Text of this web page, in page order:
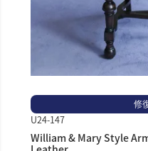
修
U24-147
William & Mary Style